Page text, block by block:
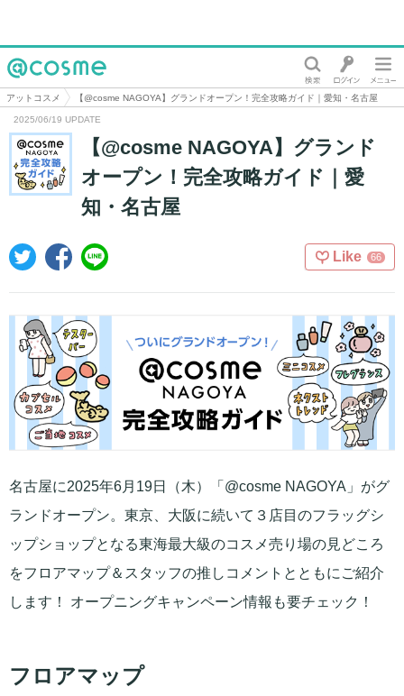
@cosme
アットコスメ 【@cosme NAGOYA】グランドオープン！完全攻略ガイド｜愛知・名古屋
2025/06/19 UPDATE
【@cosme NAGOYA】グランド
オープン！完全攻略ガイド｜愛
知・名古屋
Like 66
名古屋に2025年6月19日（木）「@cosme NAGOYA」がグ
ランドオープン。東京、大阪に続いて３店目のフラッグシ
ップショップとなる東海最大級のコスメ売り場の見どころ
をフロアマップ＆スタッフの推しコメントとともにご紹介
します！ オープニングキャンペーン情報も要チェック！
フロアマップ